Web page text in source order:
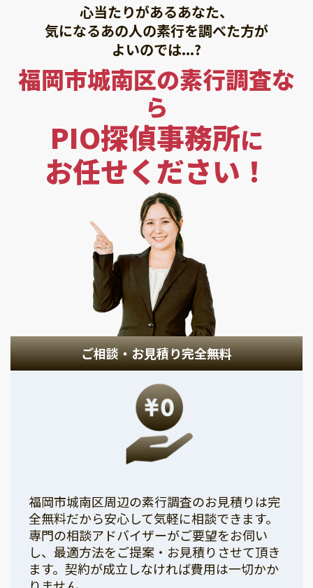
心当たりがあるあなた、
気になるあの人の素行を調べた方が
よいのでは...?
福岡市城南区の素行調査な
ら
PIO探偵事務所に
お任せください！
ご相談・お見積り完全無料
福岡市城南区周辺の素行調査のお見積りは完
全無料だから安心して気軽に相談できます。
専門の相談アドバイザーがご要望をお伺い
し、最適方法をご提案・お見積りさせて頂き
ます。契約が成立しなければ費用は一切かか